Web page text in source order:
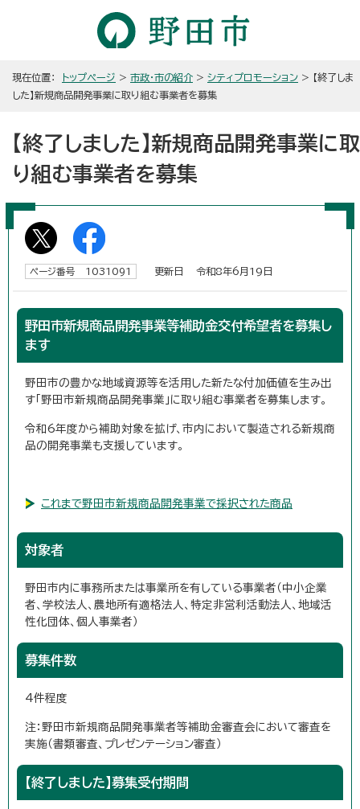
現在位置： トップページ > 市政・市の紹介 > シティプロモーション > 【終了しま
した】新規商品開発事業に取り組む事業者を募集
【終了しました】新規商品開発事業に取
り組む事業者を募集
ページ番号 1031091 更新日 令和8年6月19日
野田市新規商品開発事業等補助金交付希望者を募集し
ます
野田市の豊かな地域資源等を活用した新たな付加価値を生み出
す「野田市新規商品開発事業」に取り組む事業者を募集します。
令和6年度から補助対象を拡げ、市内において製造される新規商
品の開発事業も支援しています。
これまで野田市新規商品開発事業で採択された商品
対象者
野田市内に事務所または事業所を有している事業者（中小企業
者、学校法人、農地所有適格法人、特定非営利活動法人、地域活
性化団体、個人事業者）
募集件数
4件程度
注：野田市新規商品開発事業者等補助金審査会において審査を
実施（書類審査、プレゼンテーション審査）
【終了しました】募集受付期間